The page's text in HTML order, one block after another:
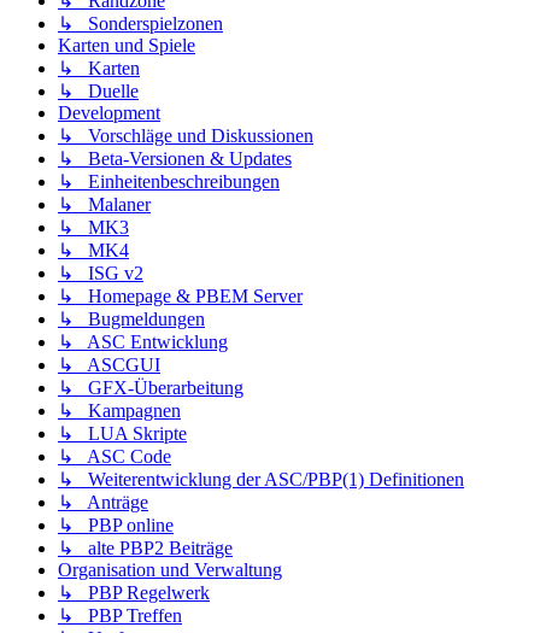
↳ Sonderspielzonen
Karten und Spiele
↳ Karten
↳ Duelle
Development
↳ Vorschläge und Diskussionen
↳ Beta-Versionen & Updates
↳ Einheitenbeschreibungen
↳ Malaner
↳ MK3
↳ MK4
↳ ISG v2
↳ Homepage & PBEM Server
↳ Bugmeldungen
↳ ASC Entwicklung
↳ ASCGUI
↳ GFX-Überarbeitung
↳ Kampagnen
↳ LUA Skripte
↳ ASC Code
↳ Weiterentwicklung der ASC/PBP(1) Definitionen
↳ Anträge
↳ PBP online
↳ alte PBP2 Beiträge
Organisation und Verwaltung
↳ PBP Regelwerk
↳ PBP Treffen